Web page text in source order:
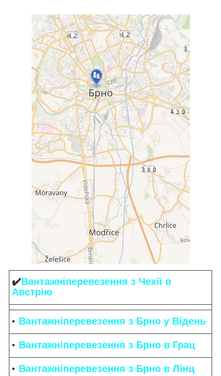
✔️Вантажніперевезення з Чехії в
Австрію
Вантажніперевезення з Брно у Відень
Вантажніперевезення з Брно в Грац
Вантажніперевезення з Брно в Лінц